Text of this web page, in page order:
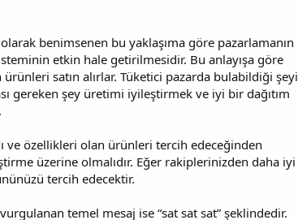
benimsenen bu yaklaşıma göre pazarlamanın
etkin hale getirilmesidir. Bu anlayışa göre
satın alırlar. Tüketici pazarda bulabildiği şeyi
gereken şey üretimi iyileştirmek ve iyi bir dağıtım
ve özellikleri olan ürünleri tercih edeceğinden
üzerine olmalıdır. Eğer rakiplerinizden daha iyi
tercih edecektir.
temel mesaj ise “sat sat sat” şeklindedir.